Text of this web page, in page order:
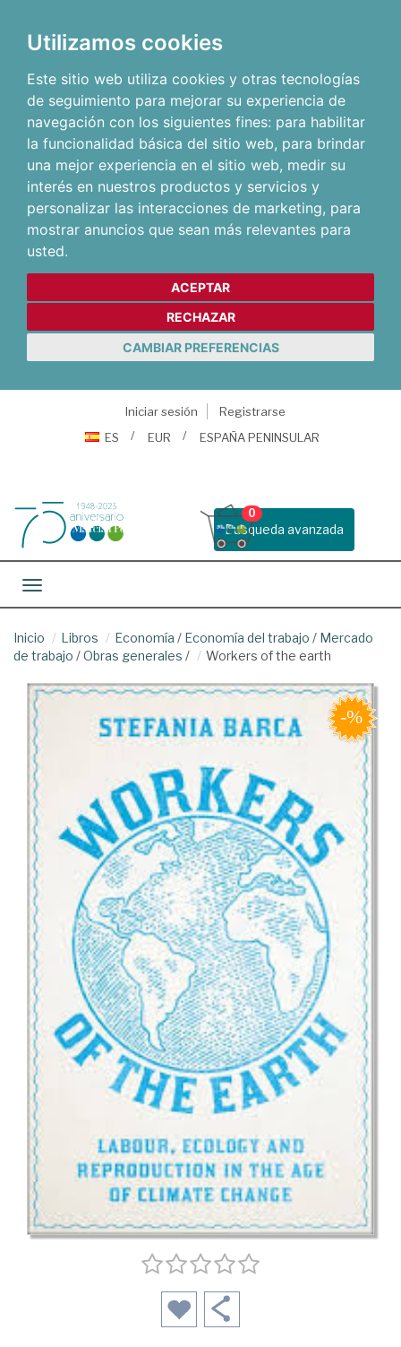
Utilizamos cookies
Este sitio web utiliza cookies y otras tecnologías
de seguimiento para mejorar su experiencia de
navegación con los siguientes fines: para habilitar
la funcionalidad básica del sitio web, para brindar
una mejor experiencia en el sitio web, medir su
interés en nuestros productos y servicios y
personalizar las interacciones de marketing, para
mostrar anuncios que sean más relevantes para
usted.
ACEPTAR
RECHAZAR
CAMBIAR PREFERENCIAS
Iniciar sesión
Registrarse
ES
EUR ESPAÑA PENINSULAR
Busqueda avanzada
0
Toggle navigation
Inicio Libros Economía / Economía del trabajo / Mercado
de trabajo /Obras generales / Workers of the earth